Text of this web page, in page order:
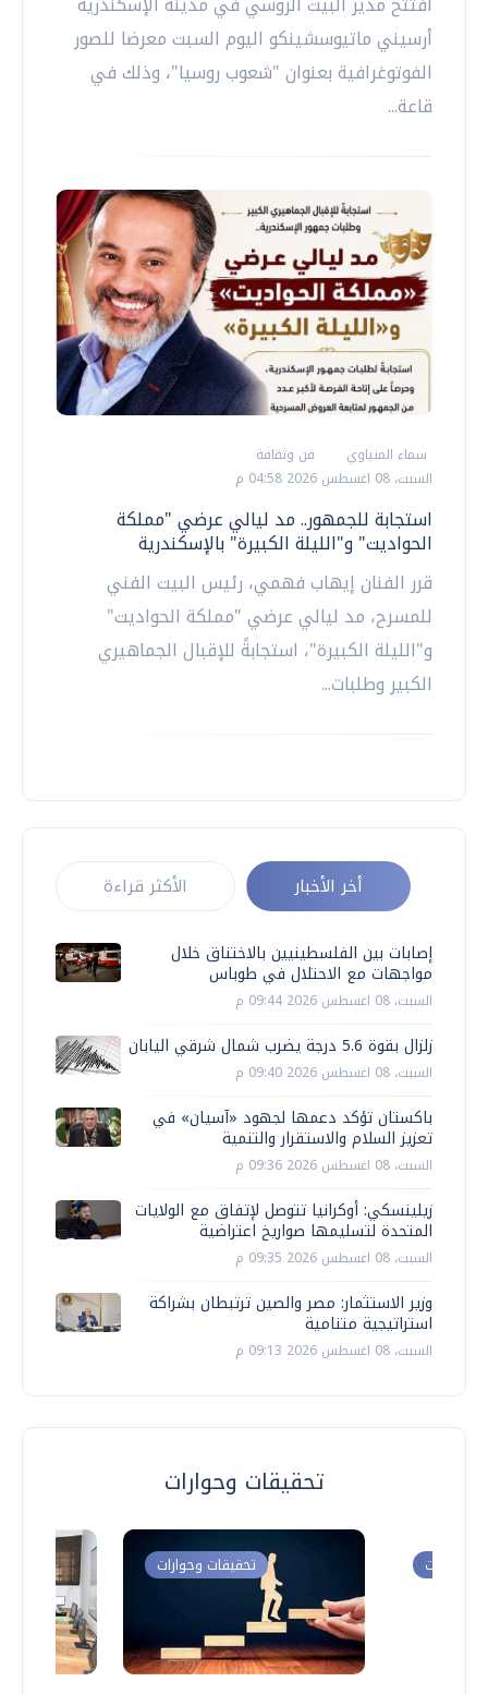
أرسيني ماتيوسشينكو اليوم السبت معرضا للصور
الفوتوغرافية بعنوان "شعوب روسيا"، وذلك في
قاعة...
سماء المنياوي
فن وثقافة
السبت، 08 اغسطس 2026 04:58 م
استجابة للجمهور.. مد ليالي عرضي "مملكة
الحواديت" و"الليلة الكبيرة" بالإسكندرية
قرر الفنان إيهاب فهمي، رئيس البيت الفني
للمسرح، مد ليالي عرضي "مملكة الحواديت"
و"الليلة الكبيرة"، استجابةً للإقبال الجماهيري
الكبير وطلبات...
أخر الأخبار الأكثر قراءة
إصابات بين الفلسطينيين بالاختناق خلال
مواجهات مع الاحتلال في طوباس
السبت، 08 اغسطس 2026 09:44 م
زلزال بقوة 5.6 درجة يضرب شمال شرقي اليابان
السبت، 08 اغسطس 2026 09:40 م
باكستان تؤكد دعمها لجهود «آسيان» في
تعزيز السلام والاستقرار والتنمية
السبت، 08 اغسطس 2026 09:36 م
زيلينسكي: أوكرانيا تتوصل لإتفاق مع الولايات
المتحدة لتسليمها صواريخ اعتراضية
السبت، 08 اغسطس 2026 09:35 م
وزير الاستثمار: مصر والصين ترتبطان بشراكة
استراتيجية متنامية
السبت، 08 اغسطس 2026 09:13 م
تحقيقات وحوارات
تحقيقات وحوارات وحوارات